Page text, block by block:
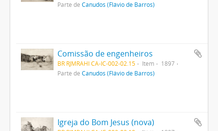
Parte de Canudos (Flávio de Barros)
Comissão de engenheiros
BR RJMRAHI CA-IC-002-02.15 Item
1897
Parte de Canudos (Flávio de Barros)
Igreja do Bom Jesus (nova)